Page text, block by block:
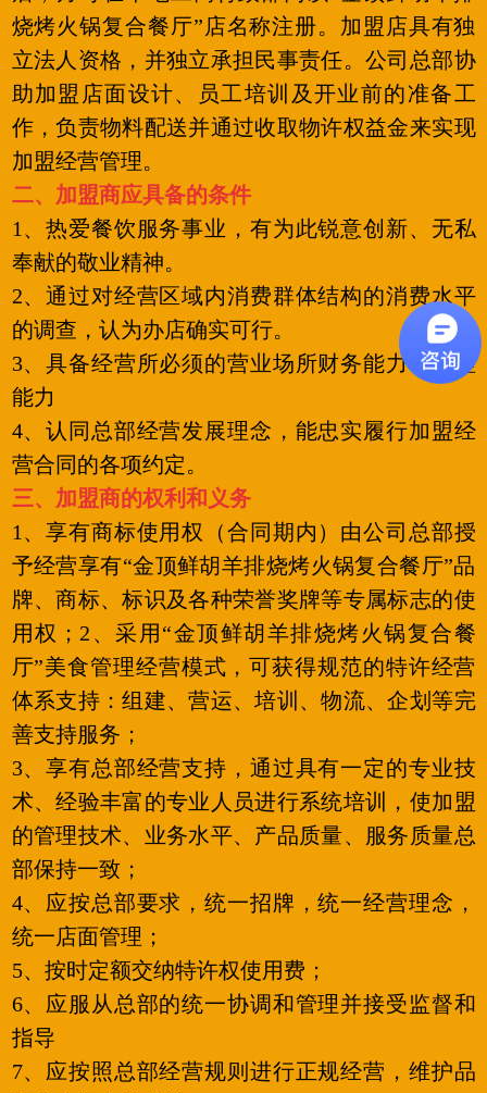
烧烤火锅复合餐厅”店名称注册。加盟店具有独
立法人资格，并独立承担民事责任。公司总部协
助加盟店面设计、员工培训及开业前的准备工
作，负责物料配送并通过收取物许权益金来实现
加盟经营管理。
二、加盟商应具备的条件
1、热爱餐饮服务事业，有为此锐意创新、无私
奉献的敬业精神。
2、通过对经营区域内消费群体结构的消费水平
的调查，认为办店确实可行。
3、具备经营所必须的营业场所财务能力和管理
能力
4、认同总部经营发展理念，能忠实履行加盟经
营合同的各项约定。
三、加盟商的权利和义务
1、享有商标使用权（合同期内）由公司总部授
予经营享有“金顶鲜胡羊排烧烤火锅复合餐厅”品
牌、商标、标识及各种荣誉奖牌等专属标志的使
用权；2、采用“金顶鲜胡羊排烧烤火锅复合餐
厅”美食管理经营模式，可获得规范的特许经营
体系支持：组建、营运、培训、物流、企划等完
善支持服务；
3、享有总部经营支持，通过具有一定的专业技
术、经验丰富的专业人员进行系统培训，使加盟
的管理技术、业务水平、产品质量、服务质量总
部保持一致；
4、应按总部要求，统一招牌，统一经营理念，
统一店面管理；
5、按时定额交纳特许权使用费；
6、应服从总部的统一协调和管理并接受监督和
指导
7、应按照总部经营规则进行正规经营，维护品